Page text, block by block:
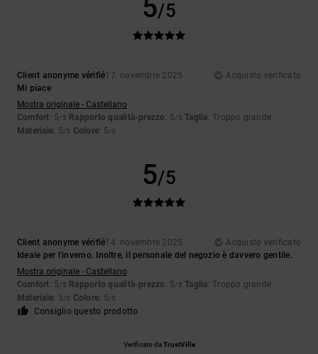
5/5
Client anonyme vérifié17. novembre 2025
Acquisto verificato
Mi piace
Mostra originale - Castellano
Comfort: 5/5 Rapporto qualità-prezzo : 5/5 Taglia: Troppo grande
Materiale: 5/5 Colore: 5/5
5/5
Client anonyme vérifié14. novembre 2025
Acquisto verificato
Ideale per l'inverno. Inoltre, il personale del negozio è davvero gentile.
Mostra originale - Castellano
Comfort: 5/5 Rapporto qualità-prezzo : 5/5 Taglia: Troppo grande
Materiale: 5/5 Colore: 5/5
Consiglio questo prodotto
Verificato daTrustVille